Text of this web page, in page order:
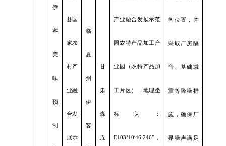
伊
客
美
味
预
制
县国
家农
村产
业融
合发
展示
临
夏
州
伊
客
甘
肃
森
垚
产业融合发展示范
园农特产品加工产
业园（农特产品加
工片区），地理坐
标为：
E103°10′46.246″，
备位置，并
采取厂房隔
音、基础减
震等降噪措
施，确保厂
界噪声满足